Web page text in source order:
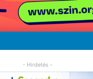
- Hirdetés -